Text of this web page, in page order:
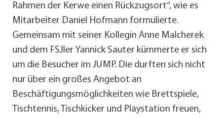
Rahmen der Kerwe einen Rückzugsort“, wie es
Mitarbeiter Daniel Hofmann formulierte.
Gemeinsam mit seiner Kollegin Anne Malcherek
und dem FSJler Yannick Sauter kümmerte er sich
um die Besucher im JUMP. Die durften sich nicht
nur über ein großes Angebot an
Beschäftigungsmöglichkeiten wie Brettspiele,
Tischtennis, Tischkicker und Playstation freuen,